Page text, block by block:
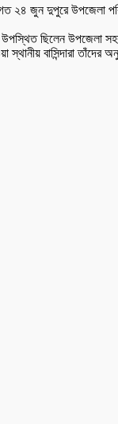
জুন দুপুরে উপজেলা
ছিলেন উপজেলা
বাসিন্দারা তাঁদের